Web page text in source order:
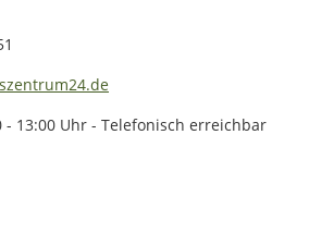
- 13:00 Uhr - Telefonisch erreichbar